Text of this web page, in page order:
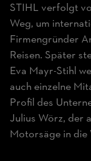
STIHL verfolgt
Weg, um
Firmengründer
Reisen. Später
Eva Mayr-Stihl
auch einzelne
Profil des
Julius Wörz, der
Motorsäge in